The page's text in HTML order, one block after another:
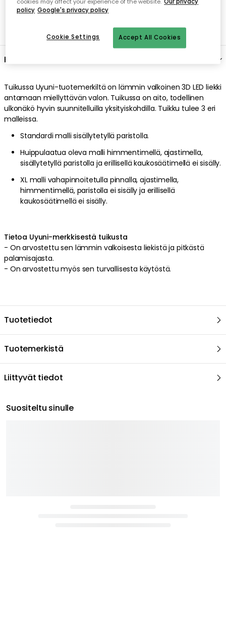
Kuvaus
Tuikussa Uyuni-tuotemerkiltä on lämmin valkoinen 3D LED liekki
antamaan miellyttävän valon. Tuikussa onaito, todellinen
ulkonäkö hyvin suunnitelluilla yksityiskohdilla. Tuikku tulee 3 eri
malleissa.
Standardi malli sisällytetyllä paristolla.
Huippulaatua oleva malli himmentimellä, ajastimella,
sisällytetyllä paristolla ja erillisellä kaukosäätimellä ei sisälly.
XL malli vahapinnoitetulla pinnalla, ajastimella,
himmentimellä, paristolla ei sisälly ja erillisellä
kaukosäätimellä ei sisälly.
Tietoa Uyuni-merkkisestä tuikusta
- On arvostettu sen lämmin valkoisesta liekistä ja pitkästä
palamisajasta.
- On arvostettu myös sen turvallisesta käytöstä.
Tuotetiedot
Tuotemerkistä
Liittyvät tiedot
Suositeltu sinulle
cookies may affect your experience of the website. Our privacy
policy Google's privacy policy
Accept All Cookies
Cookie Settings